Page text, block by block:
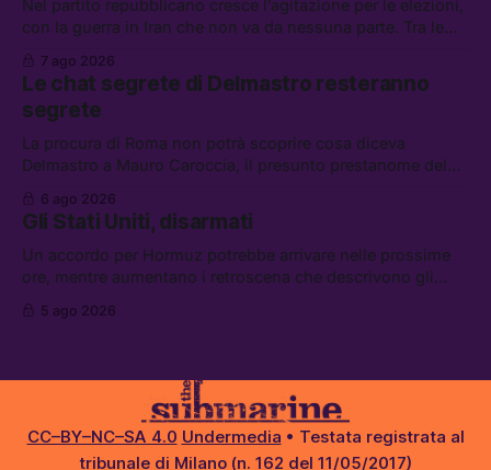
Nel partito repubblicano cresce l’agitazione per le elezioni,
con la guerra in Iran che non va da nessuna parte. Tra le
lavoro, Schlein prova a mettere in sicurezza la coalizione, e
che cos’è lo “Spiralismo,” la religione degli agenti IA
7 ago 2026
Le chat segrete di Delmastro resteranno
segrete
La procura di Roma non potrà scoprire cosa diceva
Delmastro a Mauro Caroccia, il presunto prestanome del
attacchi in Libano, il governo chiederà 36 miliardi di
flessibilità in armi e energia, e Grokipedia è già stata
abbandonata
6 ago 2026
Gli Stati Uniti, disarmati
Un accordo per Hormuz potrebbe arrivare nelle prossime
ore, mentre aumentano i retroscena che descrivono gli
chi aspetta i dispersi di Ceuta, il boom dei carburanti
5 ago 2026
CC–BY–NC–SA 4.0 Undermedia • Testata registrata al
tribunale di Milano (n. 162 del 11/05/2017)